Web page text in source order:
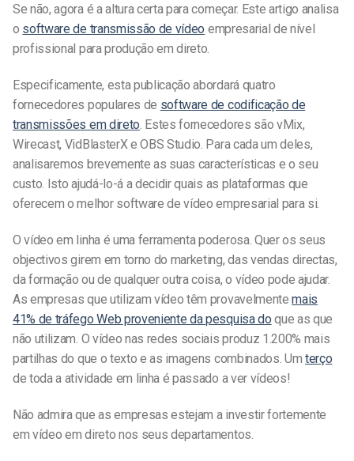
Se não, agora é a altura certa para começar. Este artigo analisa
o software de transmissão de vídeo empresarial de nível
profissional para produção em direto.
Especificamente, esta publicação abordará quatro
fornecedores populares de software de codificação de
transmissões em direto. Estes fornecedores são vMix,
Wirecast, VidBlasterX e OBS Studio. Para cada um deles,
analisaremos brevemente as suas características e o seu
custo. Isto ajudá-lo-á a decidir quais as plataformas que
oferecem o melhor software de vídeo empresarial para si.
O vídeo em linha é uma ferramenta poderosa. Quer os seus
objectivos girem em torno do marketing, das vendas directas,
da formação ou de qualquer outra coisa, o vídeo pode ajudar.
As empresas que utilizam vídeo têm provavelmentemais
41% de tráfego Web proveniente da pesquisa do que as que
não utilizam. O vídeo nas redes sociais produz 1.200% mais
partilhas do que o texto e as imagens combinados. Umterço
de toda a atividade em linha é passado a ver vídeos!
Não admira que as empresas estejam a investir fortemente
em vídeo em direto nos seus departamentos.